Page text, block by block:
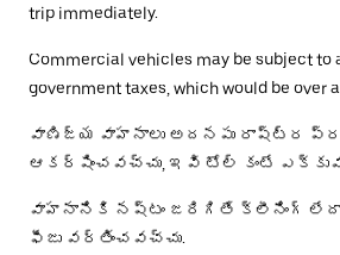
trip immediately.
Commercial vehicles may be subject to
government taxes, which would be over
వాణిజ్య వాహనాలు అదనపు రాష్ట్ర
ఆకర్షించవచ్చు, ఇవి టోల్ కంటే
వాహనానికి నష్టం జరిగితే క్లీనింగ్
ఫీజు వర్తించవచ్చు.